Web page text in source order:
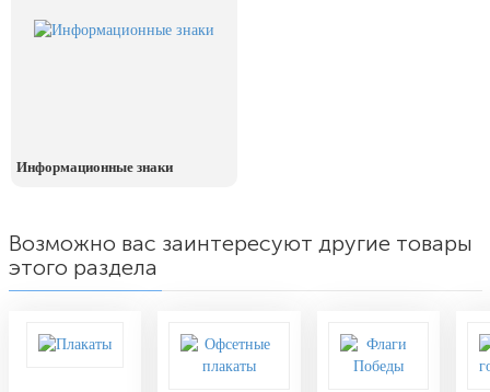
Информационные знаки
Возможно вас заинтересуют другие товары
этого раздела